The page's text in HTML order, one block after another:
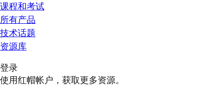
课程和考试
所有产品
技术话题
资源库
登录
使用红帽帐户，获取更多资源。